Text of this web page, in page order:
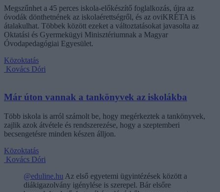
Megszűnhet a 45 perces iskola-előkészítő foglalkozás, újra az
óvodák dönthetnének az iskolaérettségről, és az oviKRÉTA is
átalakulhat. Többek között ezeket a változtatásokat javasolta az
Oktatási és Gyermekügyi Minisztériumnak a Magyar
Óvodapedagógiai Egyesület.
Közoktatás
Kovács Dóri
Már úton vannak a tankönyvek az iskolákba
Több iskola is arról számolt be, hogy megérkeztek a tankönyvek,
zajlik azok átvétele és rendszerezése, hogy a szeptemberi
becsengetésre minden készen álljon.
Közoktatás
Kovács Dóri
@eduline.hu Az első egyetemi ügyintézések között a
diákigazolvány igénylése is szerepel. Bár elsőre